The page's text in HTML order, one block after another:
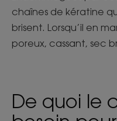
chaînes de kératine
brisent. Lorsqu’il en
poreux, cassant, sec
De quoi le